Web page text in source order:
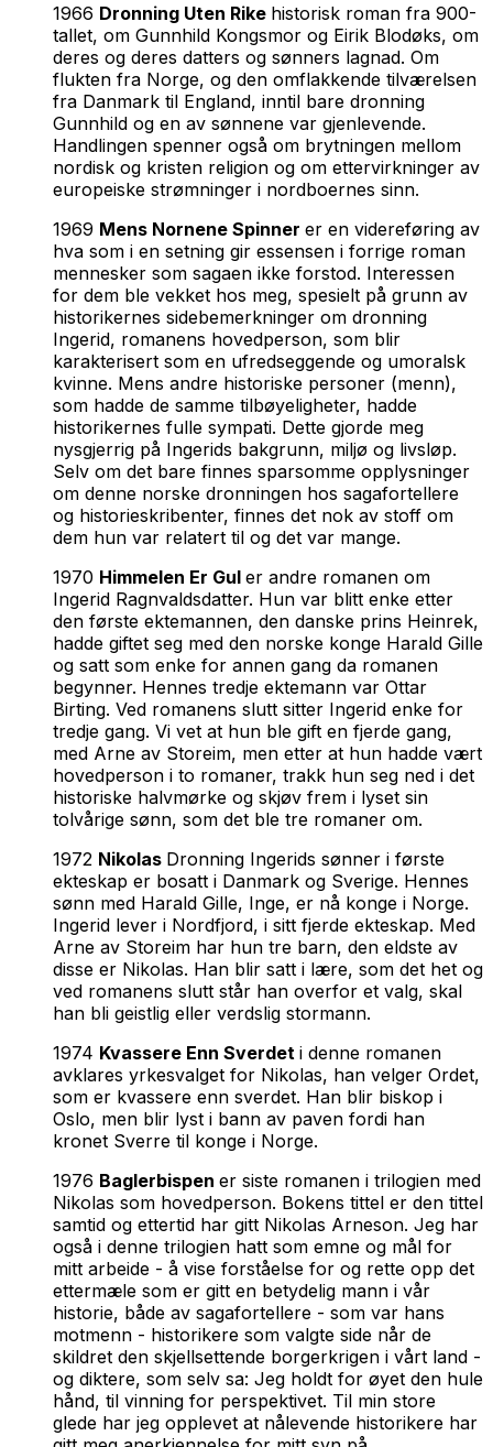
1966 Dronning Uten Rike historisk roman fra 900-
tallet, om Gunnhild Kongsmor og Eirik Blodøks, om
deres og deres datters og sønners lagnad. Om
flukten fra Norge, og den omflakkende tilværelsen
fra Danmark til England, inntil bare dronning
Gunnhild og en av sønnene var gjenlevende.
Handlingen spenner også om brytningen mellom
nordisk og kristen religion og om ettervirkninger av
europeiske strømninger i nordboernes sinn.
1969 Mens Nornene Spinner er en videreføring av
hva som i en setning gir essensen i forrige roman
mennesker som sagaen ikke forstod. Interessen
for dem ble vekket hos meg, spesielt på grunn av
historikernes sidebemerkninger om dronning
Ingerid, romanens hovedperson, som blir
karakterisert som en ufredseggende og umoralsk
kvinne. Mens andre historiske personer (menn),
som hadde de samme tilbøyeligheter, hadde
historikernes fulle sympati. Dette gjorde meg
nysgjerrig på Ingerids bakgrunn, miljø og livsløp.
Selv om det bare finnes sparsomme opplysninger
om denne norske dronningen hos sagafortellere
og historieskribenter, finnes det nok av stoff om
dem hun var relatert til og det var mange.
1970 Himmelen Er Gul er andre romanen om
Ingerid Ragnvaldsdatter. Hun var blitt enke etter
den første ektemannen, den danske prins Heinrek,
hadde giftet seg med den norske konge Harald Gille
og satt som enke for annen gang da romanen
begynner. Hennes tredje ektemann var Ottar
Birting. Ved romanens slutt sitter Ingerid enke for
tredje gang. Vi vet at hun ble gift en fjerde gang,
med Arne av Storeim, men etter at hun hadde vært
hovedperson i to romaner, trakk hun seg ned i det
historiske halvmørke og skjøv frem i lyset sin
tolvårige sønn, som det ble tre romaner om.
1972 Nikolas Dronning Ingerids sønner i første
ekteskap er bosatt i Danmark og Sverige. Hennes
sønn med Harald Gille, Inge, er nå konge i Norge.
Ingerid lever i Nordfjord, i sitt fjerde ekteskap. Med
Arne av Storeim har hun tre barn, den eldste av
disse er Nikolas. Han blir satt i lære, som det het og
ved romanens slutt står han overfor et valg, skal
han bli geistlig eller verdslig stormann.
1974 Kvassere Enn Sverdet i denne romanen
avklares yrkesvalget for Nikolas, han velger Ordet,
som er kvassere enn sverdet. Han blir biskop i
Oslo, men blir lyst i bann av paven fordi han
kronet Sverre til konge i Norge.
1976 Baglerbispen er siste romanen i trilogien med
Nikolas som hovedperson. Bokens tittel er den tittel
samtid og ettertid har gitt Nikolas Arneson. Jeg har
også i denne trilogien hatt som emne og mål for
mitt arbeide - å vise forståelse for og rette opp det
ettermæle som er gitt en betydelig mann i vår
historie, både av sagafortellere - som var hans
motmenn - historikere som valgte side når de
skildret den skjellsettende borgerkrigen i vårt land -
og diktere, som selv sa: Jeg holdt for øyet den hule
hånd, til vinning for perspektivet. Til min store
glede har jeg opplevet at nålevende historikere har